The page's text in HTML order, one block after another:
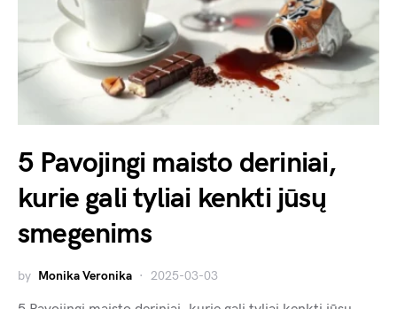
5 Pavojingi maisto deriniai,
kurie gali tyliai kenkti jūsų
smegenims
by Monika Veronika 2025-03-03